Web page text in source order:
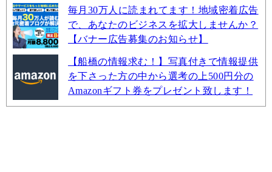
毎月30万人に読まれてます！地域密着広告
で、あなたのビジネスを拡大しませんか？
【バナー広告募集のお知らせ】
【船橋の情報求む！】写真付きで情報提供
を下さった方の中から選考の上500円分の
Amazonギフト券をプレゼント致します！